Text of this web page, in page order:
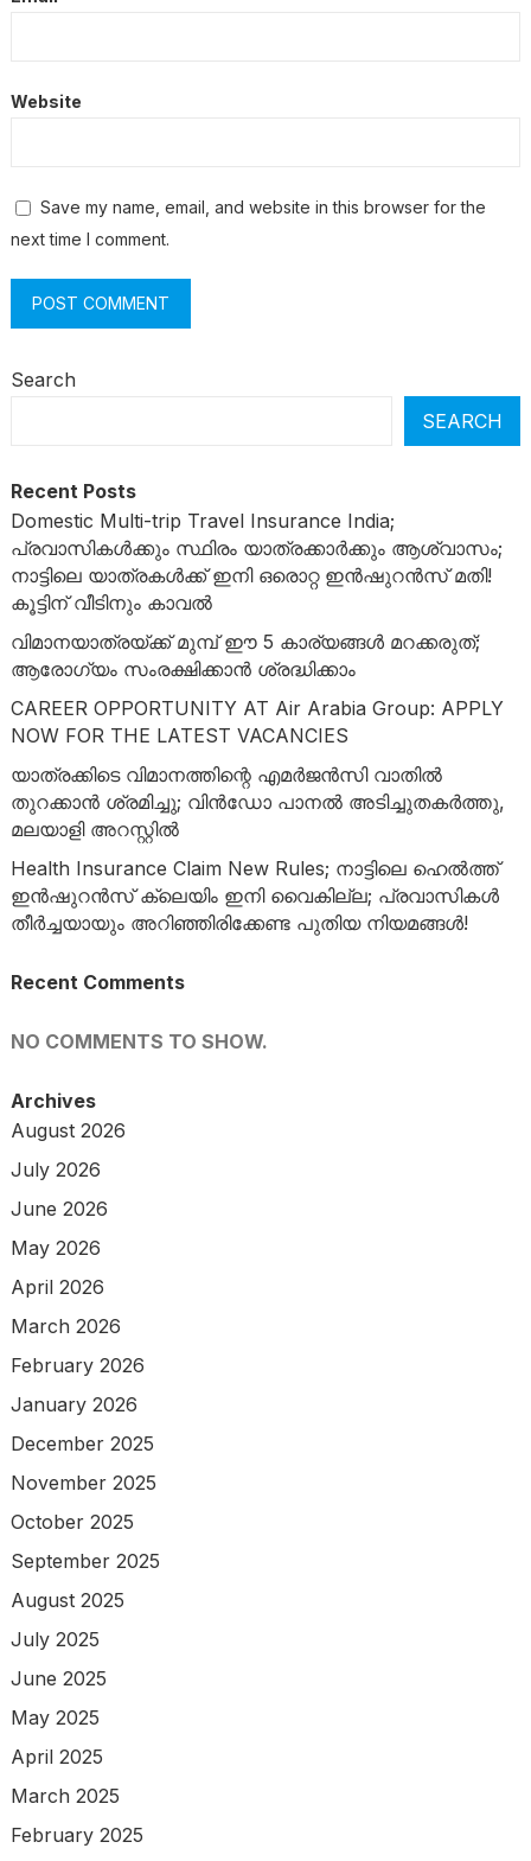
Website
Save my name, email, and website in this browser for the
next time I comment.
Search
SEARCH
Recent Posts
Domestic Multi-trip Travel Insurance India;
പ്രവാസികൾക്കും സ്ഥിരം യാത്രക്കാർക്കും ആശ്വാസം;
നാട്ടിലെ യാത്രകൾക്ക് ഇനി ഒരൊറ്റ ഇൻഷുറൻസ് മതി!
കൂട്ടിന് വീടിനും കാവൽ
വിമാനയാത്രയ്ക്ക് മുമ്പ് ഈ 5 കാര്യങ്ങൾ മറക്കരുത്;
ആരോഗ്യം സംരക്ഷിക്കാൻ ശ്രദ്ധിക്കാം
CAREER OPPORTUNITY AT Air Arabia Group: APPLY
NOW FOR THE LATEST VACANCIES
യാത്രക്കിടെ വിമാനത്തിന്റെ എമർജൻസി വാതിൽ
തുറക്കാൻ ശ്രമിച്ചു; വിൻഡോ പാനൽ അടിച്ചുതകർത്തു,
മലയാളി അറസ്റ്റിൽ
Health Insurance Claim New Rules; നാട്ടിലെ ഹെൽത്ത്
ഇൻഷുറൻസ് ക്ലെയിം ഇനി വൈകില്ല; പ്രവാസികൾ
തീർച്ചയായും അറിഞ്ഞിരിക്കേണ്ട പുതിയ നിയമങ്ങൾ!
Recent Comments
NO COMMENTS TO SHOW.
Archives
August 2026
July 2026
June 2026
May 2026
April 2026
March 2026
February 2026
January 2026
December 2025
November 2025
October 2025
September 2025
August 2025
July 2025
June 2025
May 2025
April 2025
March 2025
February 2025